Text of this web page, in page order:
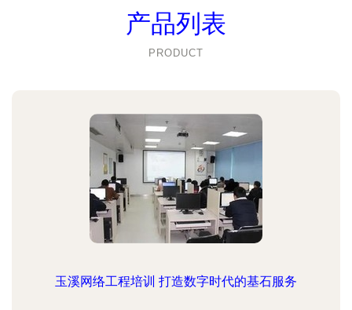
产品列表
PRODUCT
玉溪网络工程培训 打造数字时代的基石服务